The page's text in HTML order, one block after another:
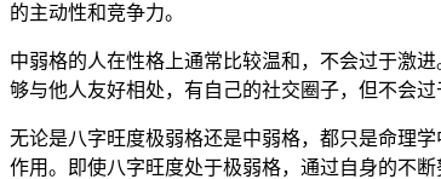
的主动性和竞争力。
中弱格的人在性格上通常比较温和，不会过于激
够与他人友好相处，有自己的社交圈子，但不会过
无论是八字旺度极弱格还是中弱格，都只是命理
作用。即使八字旺度处于极弱格，通过自身的不